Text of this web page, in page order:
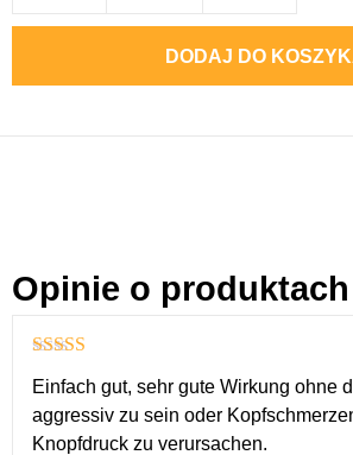
DODAJ DO
Opinie o produktach
na 5
Einfach gut, sehr gute Wirkung ohne
aggressiv zu sein oder
Knopfdruck zu verursachen.